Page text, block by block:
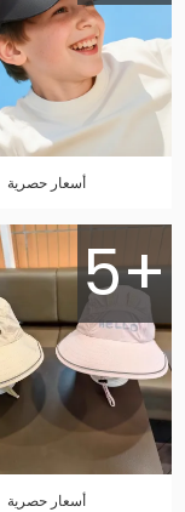
أسعار حصرية
5+
أسعار حصرية